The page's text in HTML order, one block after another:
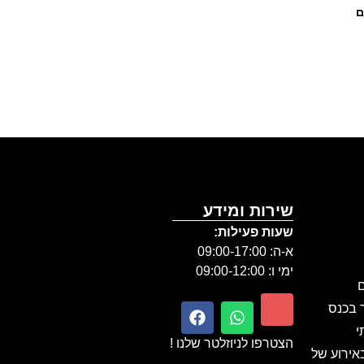
בכנס
של
שירות ומידע
שעות פעילות:
א-ה: 09:00-17:00
ימי ו: 09:00-12:00
הצטרפו לניוזלטר שלנו !